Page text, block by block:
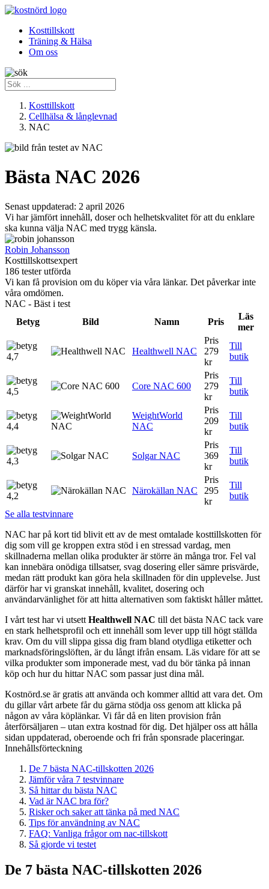
Kosttillskott
Träning & Hälsa
Om oss
Kosttillskott
Cellhälsa & långlevnad
NAC
Bästa NAC 2026
Senast uppdaterad: 2 april 2026
Vi har jämfört innehåll, doser och helhetskvalitet för att du enklare
ska kunna välja NAC med trygg känsla.
Robin Johansson
Kosttillskottsexpert
186 tester utförda
Vi kan få provision om du köper via våra länkar. Det påverkar inte
våra omdömen.
NAC - Bäst i test
Betyg
Bild Namn Pris
Läs
mer
4,7
Healthwell NAC
Pris
279
kr
Till
butik
4,5
Core NAC 600
Pris
279
kr
Till
butik
4,4
WeightWorld
NAC
Pris
209
kr
Till
butik
4,3
Solgar NAC
Pris
369
kr
Till
butik
4,2
Närokällan NAC
Pris
295
kr
Till
butik
Se alla testvinnare
NAC har på kort tid blivit ett av de mest omtalade kosttillskotten för
dig som vill ge kroppen extra stöd i en stressad vardag, men
skillnaderna mellan olika produkter är större än många tror. Fel val
kan innebära onödiga tillsatser, svag dosering eller sämre prisvärde,
medan rätt produkt kan göra hela skillnaden för din upplevelse. Just
därför har vi granskat innehåll, kvalitet, dosering och
användarvänlighet för att hitta alternativen som faktiskt håller måttet.
I vårt test har vi utsett Healthwell NAC till det bästa NAC tack vare
en stark helhetsprofil och ett innehåll som lever upp till högt ställda
krav. Om du vill slippa gissa dig fram bland otydliga etiketter och
marknadsföringslöften, är du långt ifrån ensam. Läs vidare för att se
vilka produkter som imponerade mest, vad du bör tänka på innan
köp och hur du hittar NAC som passar just dina mål.
Kostnörd.se är gratis att använda och kommer alltid att vara det. Om
du gillar vårt arbete får du gärna stödja oss genom att klicka på
någon av våra köplänkar. Vi får då en liten provision från
återförsäljaren – utan extra kostnad för dig. Det hjälper oss att hålla
sidan uppdaterad, oberoende och fri från sponsrade placeringar.
Innehållsförteckning
De 7 bästa NAC-tillskotten 2026
Jämför våra 7 testvinnare
Så hittar du bästa NAC
Vad är NAC bra för?
Risker och saker att tänka på med NAC
Tips för användning av NAC
FAQ: Vanliga frågor om nac-tillskott
Så gjorde vi testet
De 7 bästa NAC-tillskotten 2026